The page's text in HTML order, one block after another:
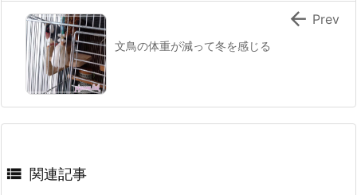
文鳥の体重が減って冬を感じる
 Prev
 関連記事